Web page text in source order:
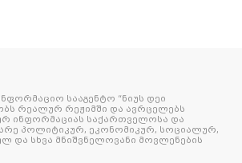
სააგენტო “ნიუს დეი
რეალურ რეჟიმში და ავრცელებს
ინფორმაციას საქართველოსა და
პოლიტიკურ, ეკონომიკურ, სოციალურ,
და სხვა მნიშვნელოვანი მოვლენების